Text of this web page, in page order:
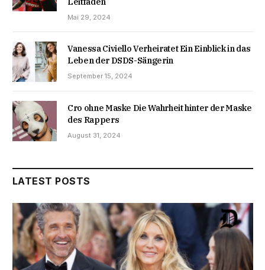
Mai 29, 2024
Vanessa Civiello Verheiratet Ein Einblick in das
Leben der DSDS-Sängerin
September 15, 2024
Cro ohne Maske Die Wahrheit hinter der Maske
des Rappers
August 31, 2024
LATEST POSTS